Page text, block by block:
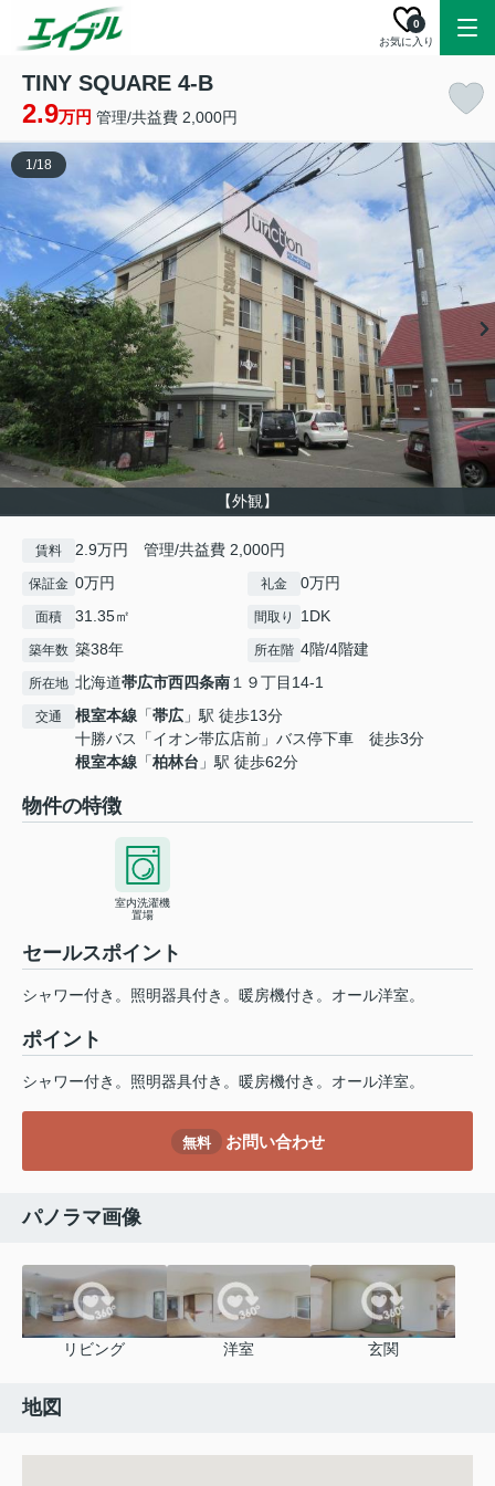
お気に入り
0
TINY SQUARE 4-B
2.9万円 管理/共益費 2,000円
【外観】
1/18
賃料 2.9万円 管理/共益費 2,000円
保証金 0万円 礼金 0万円
面積 31.35㎡ 間取り 1DK
築年数 築38年 所在階 4階/4階建
所在地 北海道帯広市西四条南１９丁目14-1
交通 根室本線 「帯広 」駅 徒歩13分
十勝バス「イオン帯広店前」バス停下車 徒歩3分
根室本線 「柏林台 」駅 徒歩62分
物件の特徴
室内洗濯機
置場
セールスポイント
シャワー付き。照明器具付き。暖房機付き。オール洋室。
ポイント
シャワー付き。照明器具付き。暖房機付き。オール洋室。
無料 お問い合わせ
パノラマ画像
リビング 洋室 玄関
地図